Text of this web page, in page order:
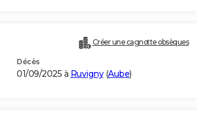
Créer une cagnotte obsèques
Décès
01/09/2025 à Ruvigny(Aube)